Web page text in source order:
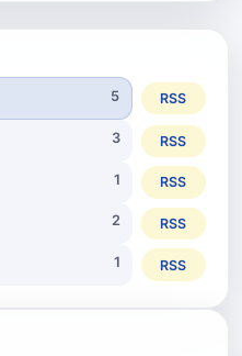
5 RSS
3 RSS
1 RSS
2 RSS
1 RSS